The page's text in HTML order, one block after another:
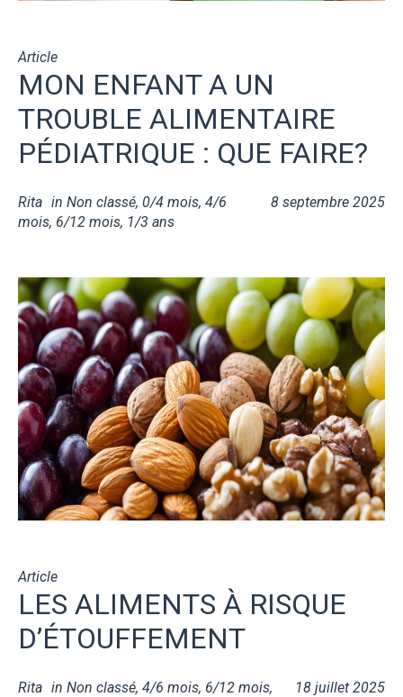
Article
MON ENFANT A UN
TROUBLE ALIMENTAIRE
PÉDIATRIQUE : QUE FAIRE?
8 septembre 2025
Rita in Non classé, 0/4 mois, 4/6
mois, 6/12 mois, 1/3 ans
Article
LES ALIMENTS À RISQUE
D’ÉTOUFFEMENT
18 juillet 2025
Rita in Non classé, 4/6 mois, 6/12 mois,